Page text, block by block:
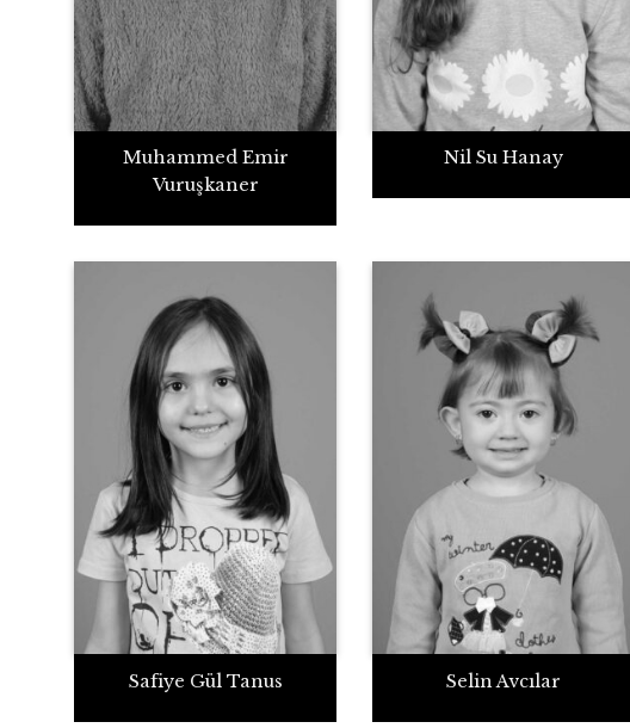
Muhammed Emir
Vuruşkaner
Nil Su Hanay
Safiye Gül Tanus Selin Avcılar